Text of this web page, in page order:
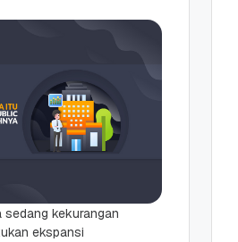
sedang kekurangan
ekspansi